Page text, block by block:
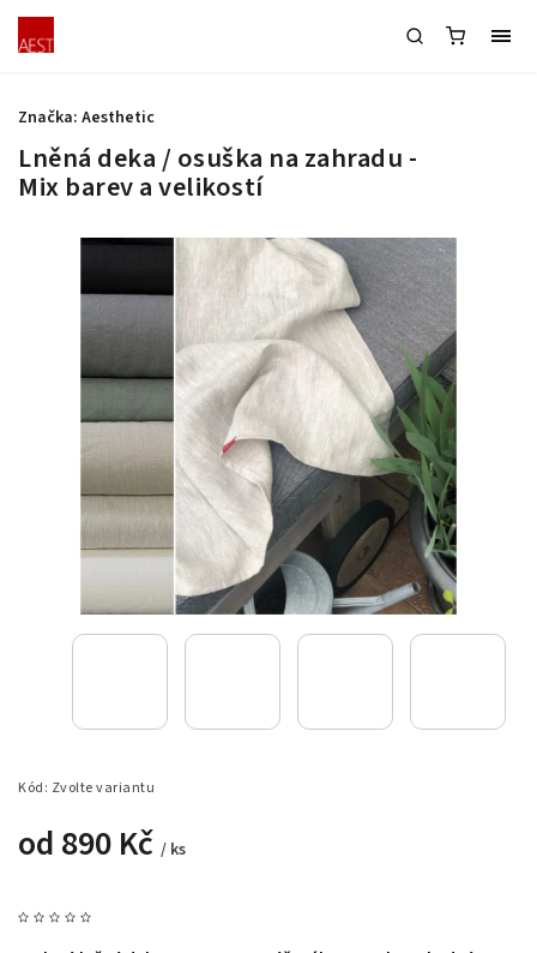
Lněná deka / osuška na zahradu -
Mix barev a velikostí
Kód: Zvolte variantu
od 890 Kč / ks
Značka: Aesthetic